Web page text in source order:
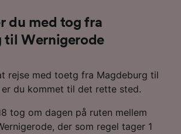
du med tog fra
til Wernigerode
rejse med toetg fra Magdeburg til
er du kommet til det rette sted.
tog om dagen på ruten mellem
der som regel tager 1